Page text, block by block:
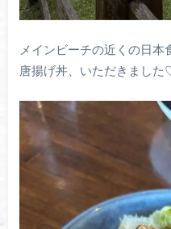
メインビーチの近くの日本
唐揚げ丼、いただきまし